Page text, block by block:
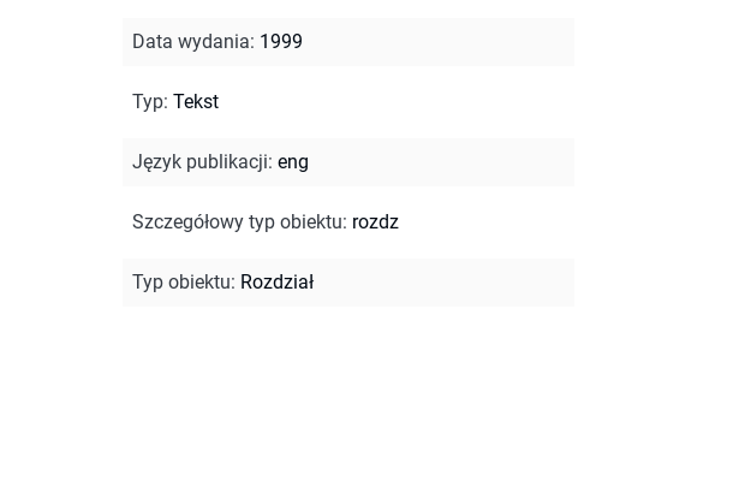
Data wydania: 1999
Typ: Tekst
Język publikacji: eng
Szczegółowy typ obiektu: rozdz
Typ obiektu: Rozdział